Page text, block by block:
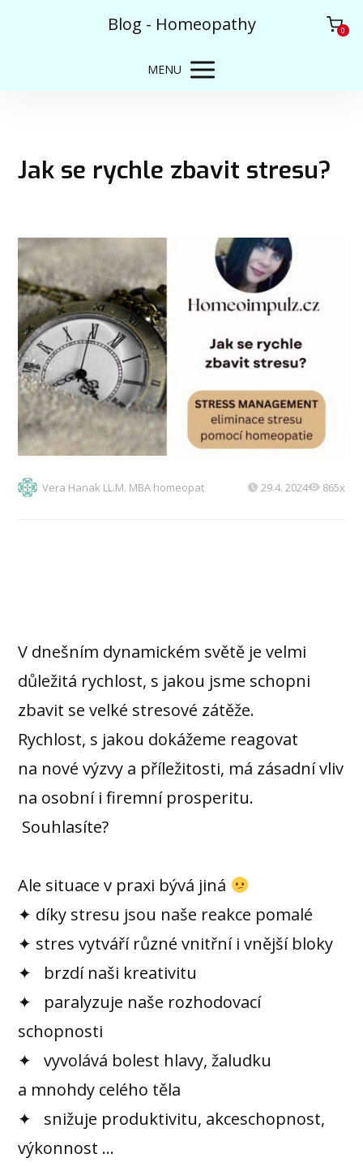
Blog - Homeopathy 0
MENU
Jak se rychle zbavit stresu?
Vera Hanak LL.M. MBA homeopat 29.4. 2024 865x
V dnešním dynamickém světě je velmi
důležitá rychlost, s jakou jsme schopni
zbavit se velké stresové zátěže.
Rychlost, s jakou dokážeme reagovat
na nové výzvy a příležitosti, má zásadní vliv
na osobní i firemní prosperitu.
Souhlasíte?
Ale situace v praxi bývá jiná
✦ díky stresu jsou naše reakce pomalé
✦ stres vytváří různé vnitřní i vnější bloky
✦ brzdí naši kreativitu
✦ paralyzuje naše rozhodovací
schopnosti
✦ vyvolává bolest hlavy, žaludku
a mnohdy celého těla
✦ snižuje produktivitu, akceschopnost,
výkonnost …